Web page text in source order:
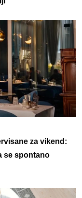
za vikend:
se spontano